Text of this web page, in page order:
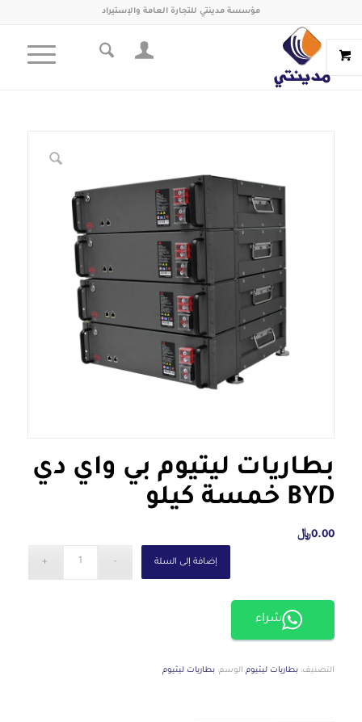
مؤسسة مدينتي للتجارة العامة والإستيراد
بطاريات ليثيوم بي واي دي
BYD خمسة كيلو
0.00﷼
إضافة إلى السلة
شراء
التصنيف: بطاريات ليثيوم الوسم: بطاريات ليثيوم